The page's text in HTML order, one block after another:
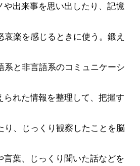
や出来事を思い出したり、記憶
楽を感じるときに使う。鍛え
系と非言語系のコミュニケーシ
られた情報を整理して、把握す
り、じっくり観察したことを脳
言葉、じっくり聞いた話などを